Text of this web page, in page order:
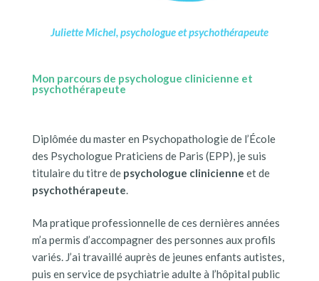
Juliette Michel, psychologue et psychothérapeute
Mon parcours de psychologue clinicienne et
psychothérapeute
Diplômée du master en Psychopathologie de l’École
des Psychologue Praticiens de Paris (EPP), je suis
titulaire du titre de psychologue clinicienne et de
psychothérapeute
Ma pratique professionnelle de ces dernières années
m’a permis d’accompagner des personnes aux profils
variés. J’ai travaillé auprès de jeunes enfants autistes,
puis en service de psychiatrie adulte à l’hôpital public